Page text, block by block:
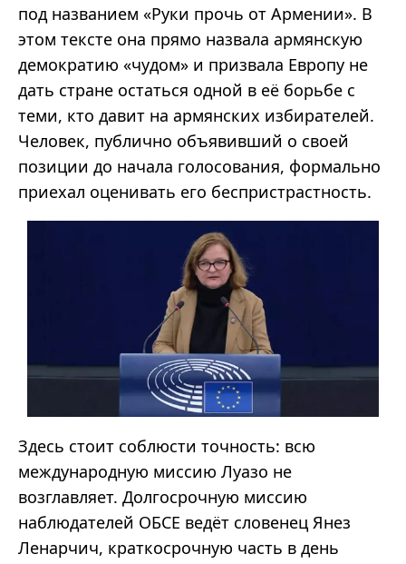
под названием «Руки прочь от Армении». В
этом тексте она прямо назвала армянскую
демократию «чудом» и призвала Европу не
дать стране остаться одной в её борьбе с
теми, кто давит на армянских избирателей.
Человек, публично объявивший о своей
позиции до начала голосования, формально
приехал оценивать его беспристрастность.
Здесь стоит соблюсти точность: всю
международную миссию Луазо не
возглавляет. Долгосрочную миссию
наблюдателей ОБСЕ ведёт словенец Янез
Ленарчич, краткосрочную часть в день